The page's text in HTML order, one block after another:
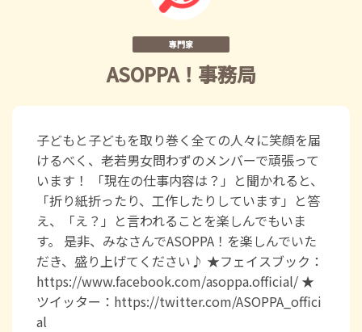
専門家
ASOPPA！事務局
子どもと子どもを取り巻く全ての人々に笑顔を届
けるべく、老若男女問わずのメンバーで頑張って
います！ 「現在の仕事内容は？」と聞かれると、
「折り紙折ったり、工作したりしています」と答
え、「え？」と言われることを楽しんでもいま
す。 是非、みなさんでASOPPA！を楽しんでいた
だき、盛り上げてください♪ ★フェイスブック：
https://www.facebook.com/asoppa.official/ ★
ツイッター：https://twitter.com/ASOPPA_offici
al